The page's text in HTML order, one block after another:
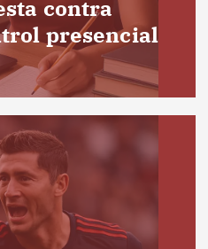
contra
presencial